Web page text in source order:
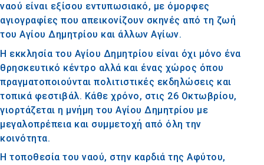
ναού είναι εξίσου εντυπωσιακό, με όμορφες
αγιογραφίες που απεικονίζουν σκηνές από τη ζωή
του Αγίου Δημητρίου και άλλων Αγίων.
Η εκκλησία του Αγίου Δημητρίου είναι όχι μόνο ένα
θρησκευτικό κέντρο αλλά και ένας χώρος όπου
πραγματοποιούνται πολιτιστικές εκδηλώσεις και
τοπικά φεστιβάλ. Κάθε χρόνο, στις 26 Οκτωβρίου,
γιορτάζεται η μνήμη του Αγίου Δημητρίου με
μεγαλοπρέπεια και συμμετοχή από όλη την
κοινότητα.
Η τοποθεσία του ναού, στην καρδιά της Αφύτου,